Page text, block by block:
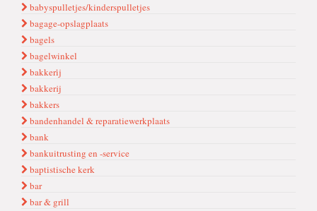
babyspulletjes/kinderspulletjes
bagage-opslagplaats
bagels
bagelwinkel
bakkeri̇j
bakkerij
bakkers
bandenhandel & reparatiewerkplaats
bank
bankuitrusting en -service
baptistische kerk
bar
bar & grill